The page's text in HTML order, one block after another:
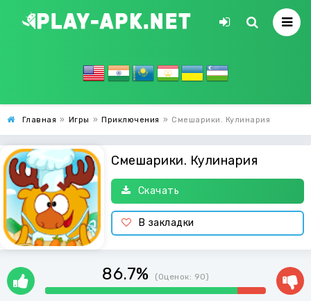
Главная » Игры » Приключения » Смешарики. Кулинария
Смешарики. Кулинария
Скачать
В закладки
86.7% (Оценок: 90)